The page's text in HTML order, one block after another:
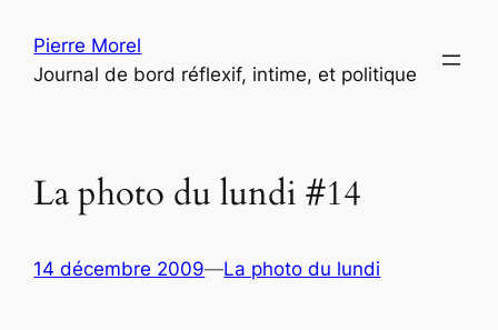
contenu
Pierre Morel
Journal de bord réflexif, intime, et politique
La photo du lundi #14
14 décembre 2009—La photo du lundi